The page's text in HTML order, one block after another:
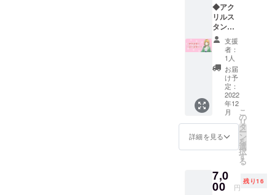
◆アク
リルス
タンド
(100m
m×100
mm)1点
◆木製
コース
ター(ア
メひと
つによ
るオリ
ジナル
デザイ
ン)1点
をお届
す。
支援
者：
1人
お届
け予
定：
2022
年12
月
詳細を見る
こ
の
リ
タ
ー
ン
を
選
択
す
る
7,0
00 円
残り16